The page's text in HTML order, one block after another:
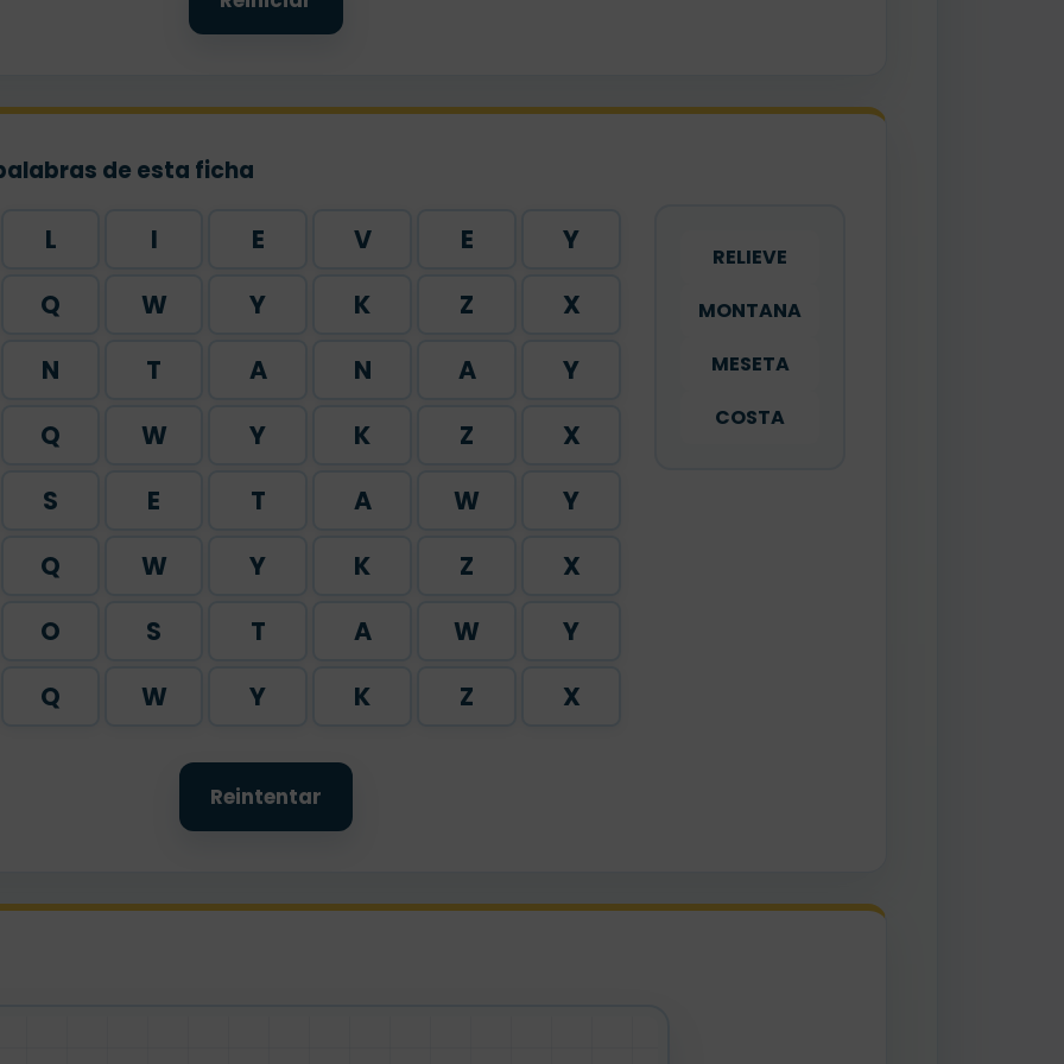
de esta ficha
L I E V E
Y
Q
W Y K Z
X
N
T A N A
Y
Q
W Y K Z
X
S
E T A W
Y
Q
W Y K Z
X
O
S T A W
Y
Q
W Y K Z X
RELIEVE
MONTANA
MESETA
COSTA
Reintentar